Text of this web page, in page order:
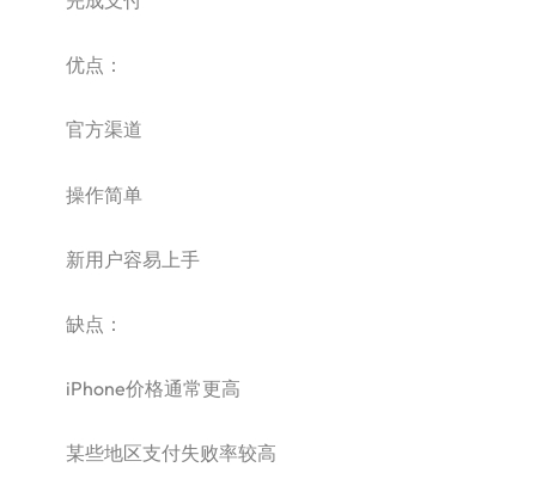
优点：
官方渠道
操作简单
新用户容易上手
缺点：
iPhone价格通常更高
某些地区支付失败率较高